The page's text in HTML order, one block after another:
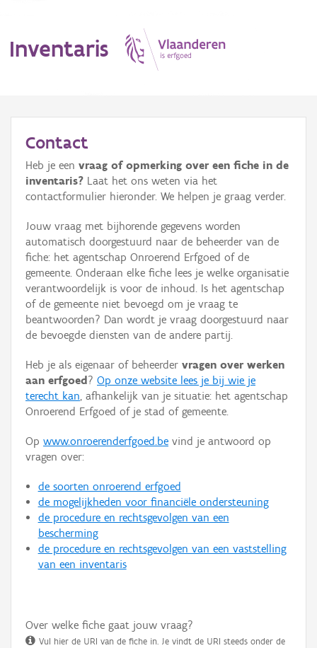
Inventaris
Erfgoedobject
Aanduidingsobject
Waarneming
Thema
Gebeurtenis
Persoon of collectief
Hergebruik
Aanmelden
Contact
Heb je een vraag of opmerking over een fiche in de
inventaris? Laat het ons weten via het
contactformulier hieronder. We helpen je graag verder.
Jouw vraag met bijhorende gegevens worden
automatisch doorgestuurd naar de beheerder van de
fiche: het agentschap Onroerend Erfgoed of de
gemeente. Onderaan elke fiche lees je welke organisatie
verantwoordelijk is voor de inhoud. Is het agentschap
of de gemeente niet bevoegd om je vraag te
beantwoorden? Dan wordt je vraag doorgestuurd naar
de bevoegde diensten van de andere partij.
Heb je als eigenaar of beheerder vragen over werken
aan erfgoed ? Op onze website lees je bij wie je
terecht kan, afhankelijk van je situatie: het agentschap
Onroerend Erfgoed of je stad of gemeente.
Op www.onroerenderfgoed.be vind je antwoord op
vragen over:
de soorten onroerend erfgoed
de mogelijkheden voor financiële ondersteuning
de procedure en rechtsgevolgen van een
bescherming
de procedure en rechtsgevolgen van een vaststelling
van een inventaris
Over welke fiche gaat jouw vraag?
Vul hier de URI van de fiche in. Je vindt de URI steeds onder de